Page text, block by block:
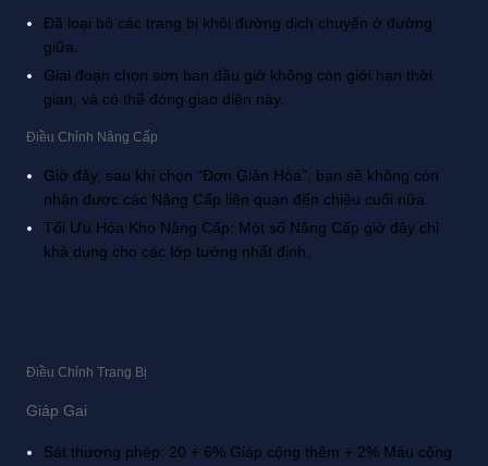
Đã loại bỏ các trang bị khỏi đường dịch chuyển ở đường
giữa.
Giai đoạn chọn sơn ban đầu giờ không còn giới hạn thời
gian, và có thể đóng giao diện này.
Điều Chỉnh Nâng Cấp
Giờ đây, sau khi chọn “Đơn Giản Hóa”, bạn sẽ không còn
nhận được các Nâng Cấp liên quan đến chiêu cuối nữa.
Tối Ưu Hóa Kho Nâng Cấp: Một số Nâng Cấp giờ đây chỉ
khả dụng cho các lớp tướng nhất định.
Điều Chỉnh Trang Bị
Giáp Gai
Sát thương phép: 20 + 6% Giáp cộng thêm + 2% Máu cộng